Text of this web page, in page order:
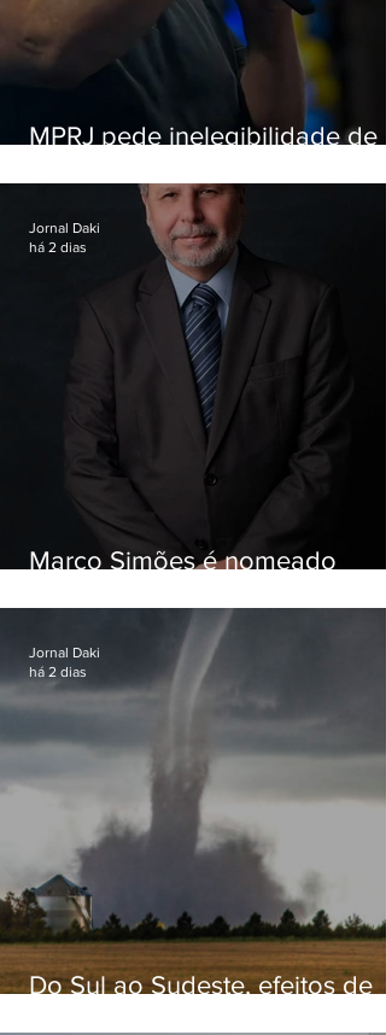
MPRJ pede inelegibilidade de
Marco Simões é nomeado
Jornal Daki
há 2 dias
Do Sul ao Sudeste, efeitos de
Jornal Daki
há 2 dias